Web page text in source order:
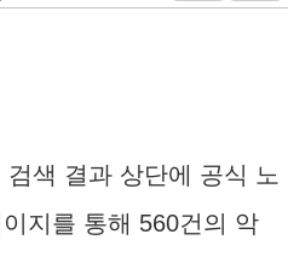
색 결과 상단에 공식 노
이지를 통해 560건의 악